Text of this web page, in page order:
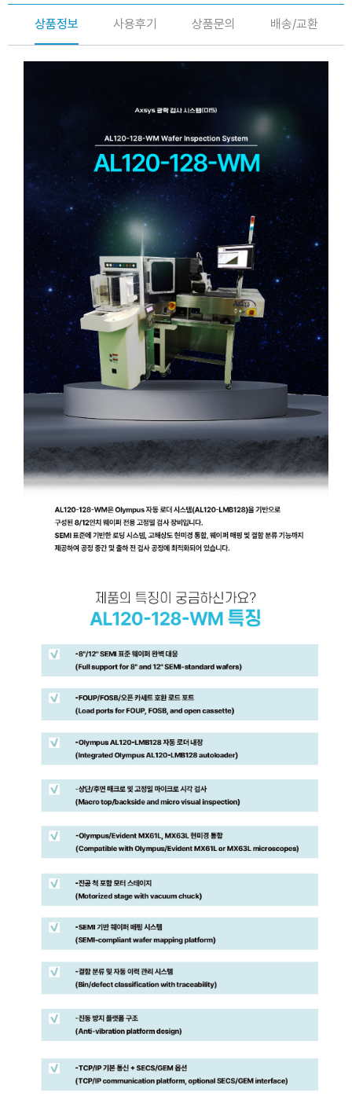
상품정보 사용후기 상품문의 배송/교환